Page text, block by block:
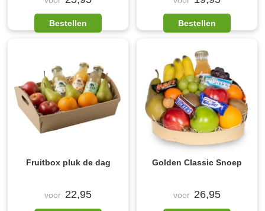
Bestellen Bestellen
Fruitbox pluk de dag
voor 22,95
Golden Classic Snoep
voor 26,95